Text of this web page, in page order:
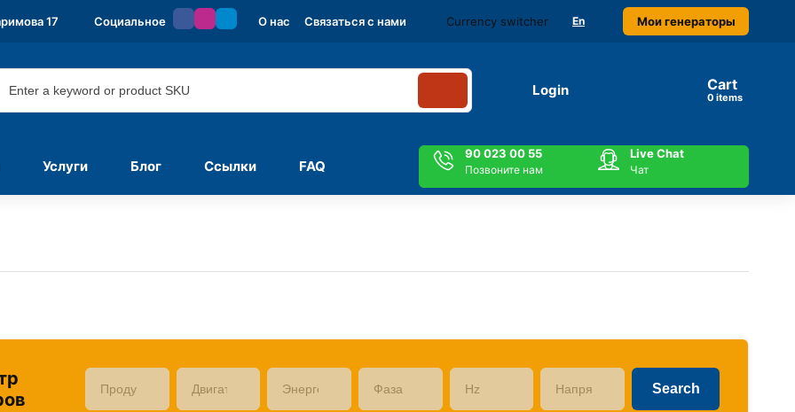
17 Социальное О нас Связаться с нами Currency switcher En Мои генераторы
Login Cart
items
Услуги Блог Ссылки FAQ
90 023 00 55
Позвоните нам
Live Chat
Чат